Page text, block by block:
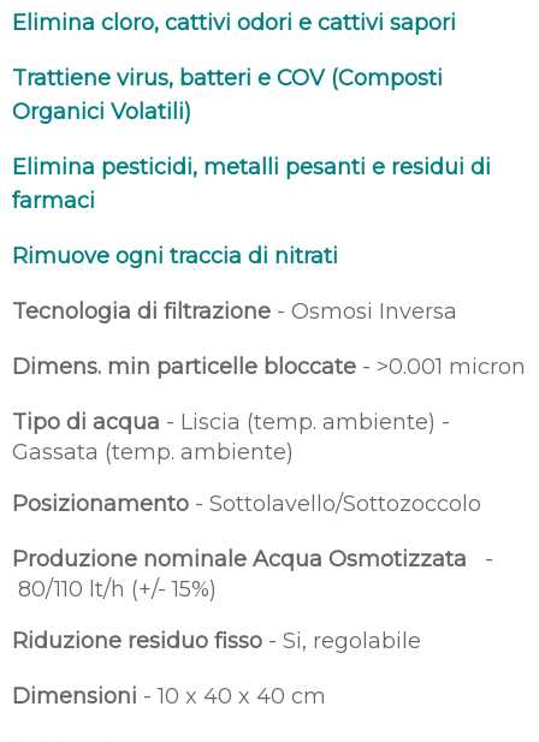
Elimina cloro, cattivi odori e cattivi sapori
Trattiene virus, batteri e COV (Composti
Organici Volatili)
Elimina pesticidi, metalli pesanti e residui di
farmaci
Rimuove ogni traccia di nitrati
Tecnologia di filtrazione - Osmosi Inversa
Dimens. min particelle bloccate - >0.001 micron
Tipo di acqua - Liscia (temp. ambiente) -
Gassata (temp. ambiente)
Posizionamento - Sottolavello/Sottozoccolo
Produzione nominale Acqua Osmotizzata
-
80/110 lt/h (+/- 15%)
Riduzione residuo fisso - Si, regolabile
Dimensioni - 10 x 40 x 40 cm